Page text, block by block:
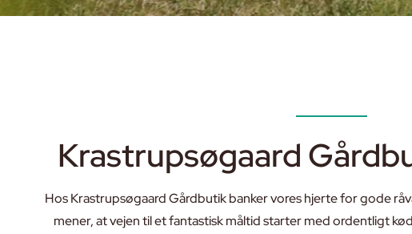
Krastrupsøgaard
Hos Krastrupsøgaard Gårdbutik banker vores hjerte for gode
mener, at vejen til et fantastisk måltid starter med ordentligt